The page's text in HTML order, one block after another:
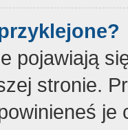
pojawiają
stronie.
je